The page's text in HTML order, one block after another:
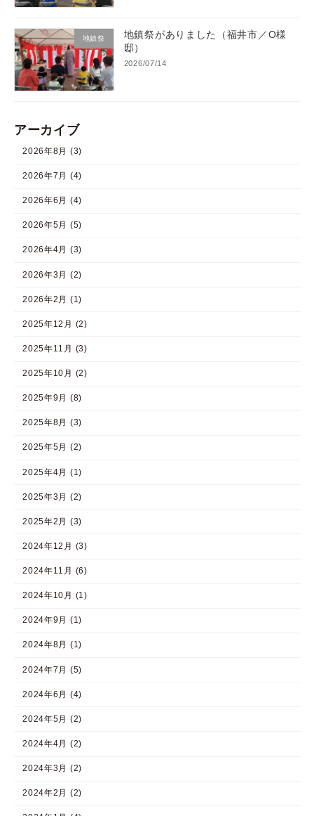
地鎮祭
地鎮祭がありました（福井市／O様
邸）
2026/07/14
アーカイブ
2026年8月 (3)
2026年7月 (4)
2026年6月 (4)
2026年5月 (5)
2026年4月 (3)
2026年3月 (2)
2026年2月 (1)
2025年12月 (2)
2025年11月 (3)
2025年10月 (2)
2025年9月 (8)
2025年8月 (3)
2025年5月 (2)
2025年4月 (1)
2025年3月 (2)
2025年2月 (3)
2024年12月 (3)
2024年11月 (6)
2024年10月 (1)
2024年9月 (1)
2024年8月 (1)
2024年7月 (5)
2024年6月 (4)
2024年5月 (2)
2024年4月 (2)
2024年3月 (2)
2024年2月 (2)